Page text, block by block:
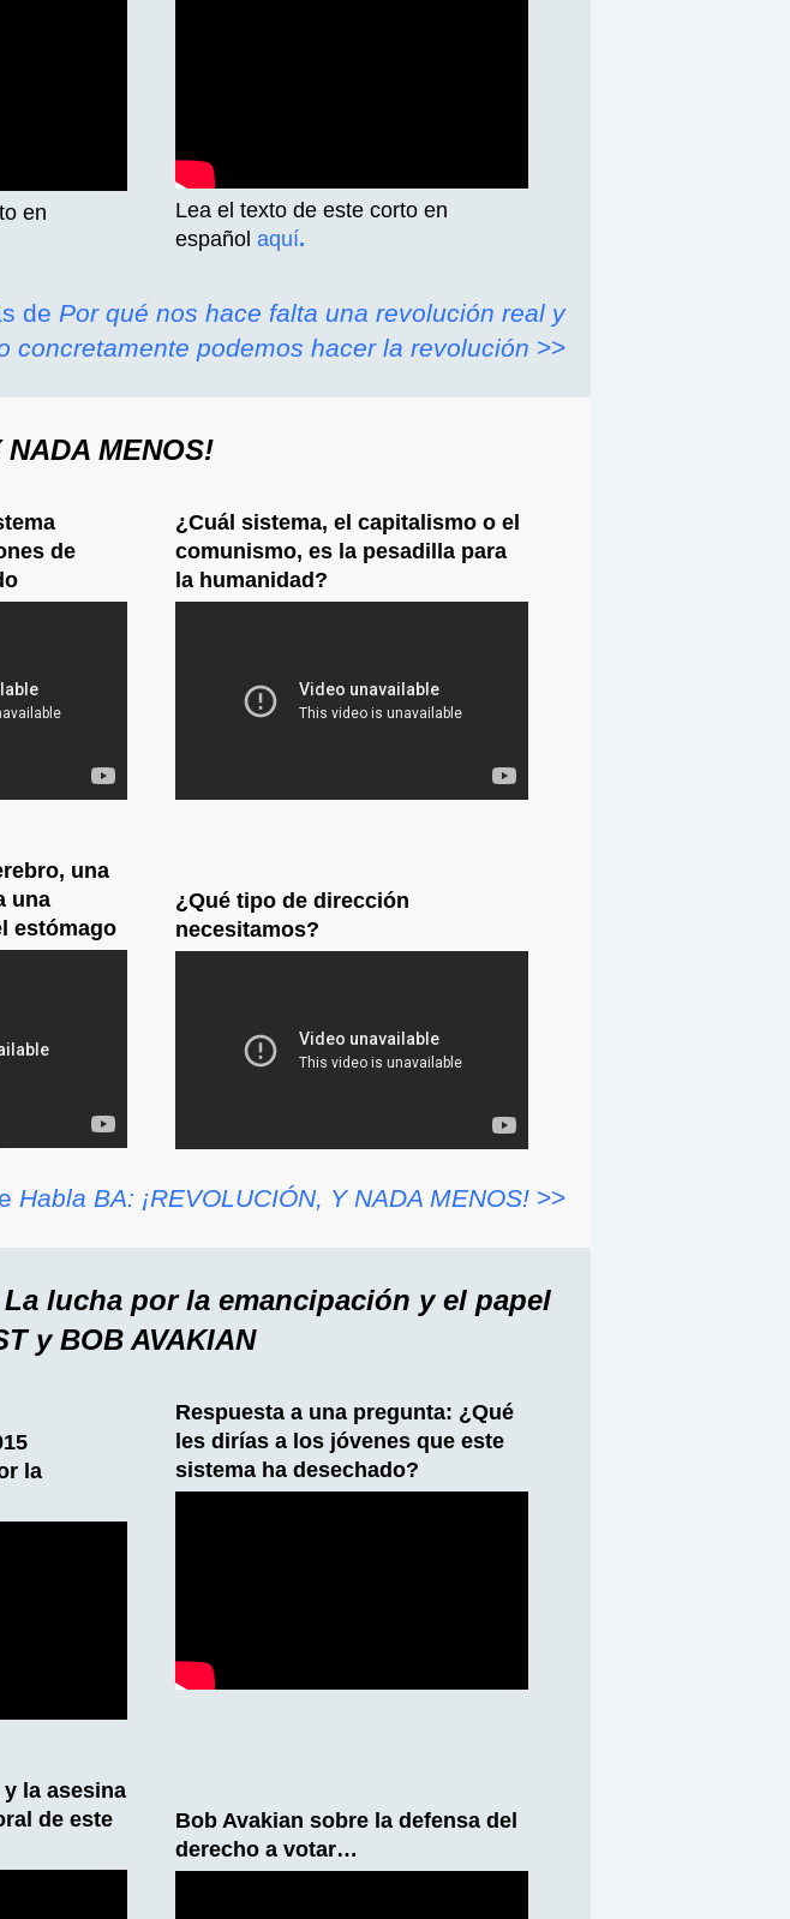
en
Lea el texto de este corto en
españolaquí.
de Por qué nos hace falta una revolución real y
concretamente podemos hacer la revolución >>
MENOS!
de
¿Cuál sistema, el capitalismo o el
comunismo, es la pesadilla para
la humanidad?
una
una
estómago
¿Qué tipo de dirección
necesitamos?
Habla BA: ¡REVOLUCIÓN, Y NADA MENOS!>>
La lucha por la emancipación y el papel
y BOB AVAKIAN
la
Respuesta a una pregunta: ¿Qué
les dirías a los jóvenes que este
sistema ha desechado?
la asesina
de este
Bob Avakian sobre la defensa del
derecho a votar…